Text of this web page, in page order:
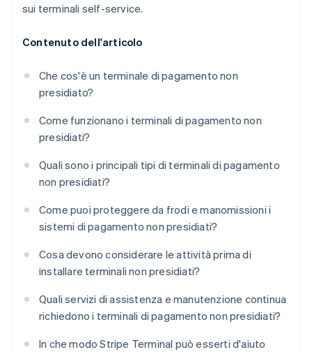
sui terminali self-service.
Contenuto dell'articolo
Che cos'è un terminale di pagamento non
presidiato?
Come funzionano i terminali di pagamento non
presidiati?
Quali sono i principali tipi di terminali di pagamento
non presidiati?
Come puoi proteggere da frodi e manomissioni i
sistemi di pagamento non presidiati?
Cosa devono considerare le attività prima di
installare terminali non presidiati?
Quali servizi di assistenza e manutenzione continua
richiedono i terminali di pagamento non presidiati?
In che modo Stripe Terminal può esserti d'aiuto